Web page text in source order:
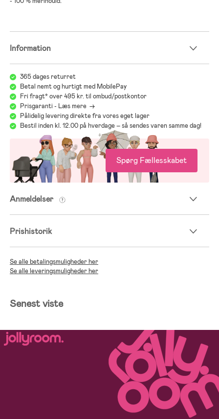
Information
365 dages returret
Betal nemt og hurtigt med MobilePay
Fri fragt* over 495 kr. til ombud/postkontor
Prisgaranti - Læs mere ->
Pålidelig levering direkte fra vores eget lager
Bestil inden kl. 12.00 på hverdage – så sendes varen samme dag!
Spørg Fællesskabet
Anmeldelser
Prishistorik
Se alle betalingsmuligheder her
Se alle leveringsmuligheder her
Senest viste